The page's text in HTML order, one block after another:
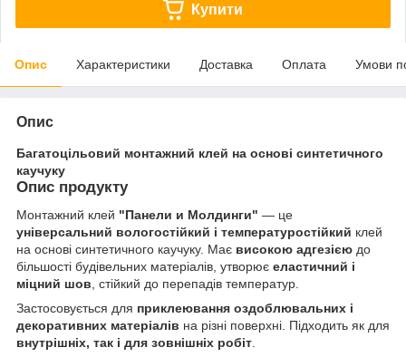
Купити
Опис Характеристики Доставка Оплата Умови
Опис
Багатоцільовий монтажний клей на основі синтетичного
каучуку
Опис продукту
Монтажний клей "Панели и Молдинги" — це
універсальний вологостійкий і температуростійкий клей
на основі синтетичного каучуку. Має високою адгезією до
більшості будівельних матеріалів, утворює еластичний і
міцний шов , стійкий до перепадів температур.
Застосовується для приклеювання оздоблювальних і
декоративних матеріалів на різні поверхні. Підходить як для
внутрішніх, так і для зовнішніх робіт